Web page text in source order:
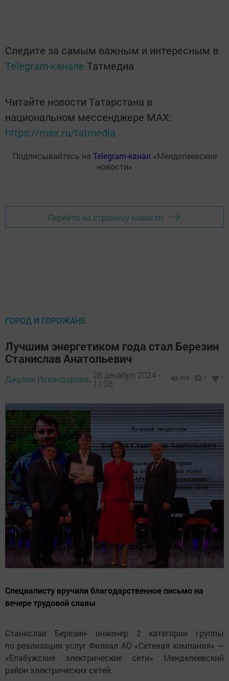
Следите за самым важным и интересным в
Telegram-канале Татмедиа
Читайте новости Татарстана в
национальном мессенджере MАХ:
https://max.ru/tatmedia
Подписывайтесь на Telegram-канал «Менделеевские
новости»
Перейти на страницу новости
ГОРОД И ГОРОЖАНЕ
Лучшим энергетиком года стал Березин
Станислав Анатольевич
Джулия Искандарова, 28 декабря 2024 -
11:38
909 0 1
Специалисту вручили благодарственное письмо на
вечере трудовой славы
Станислав Березин- инженер 2 категории группы
по реализации услуг Филиал АО «Сетевая компания» —
«Елабужские электрические сети» Менделеевский
район электрических сетей.